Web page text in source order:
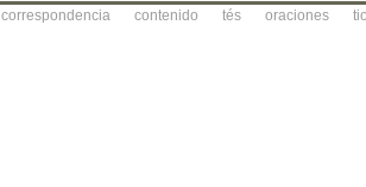
correspondencia contenido tés oraciones